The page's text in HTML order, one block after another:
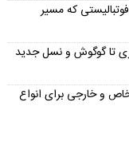
که مسیر
تا گوگوش و نسل جدید
زیبا، بامزه، خاص و خارجی برای انواع